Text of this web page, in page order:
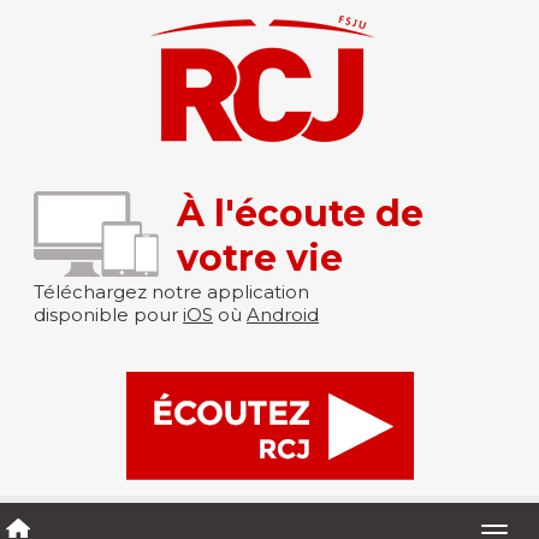
À l'écoute de
votre vie
Téléchargez notre application
disponible pour iOS où Android